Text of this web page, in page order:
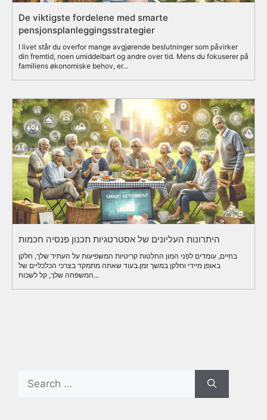
De viktigste fordelene med smarte
pensjonsplanleggingsstrategier
I livet står du overfor mange avgjørende beslutninger som påvirker
din fremtid, noen umiddelbart og andre over tid. Mens du fokuserer på
familiens økonomiske behov, er...
היתרונות העליונים של אסטרטגיות תכנון פנסיה חכמות
בחיים, עומדים לפני המון החלטות קריטיות המשפיעות על העתיד שלך, חלקן
באופן מיידי וחלקן במשך זמן.בעוד שאתה מתמקד בצרכי הכלכליים של
המשפחה שלך, קל לשכוח...
for: